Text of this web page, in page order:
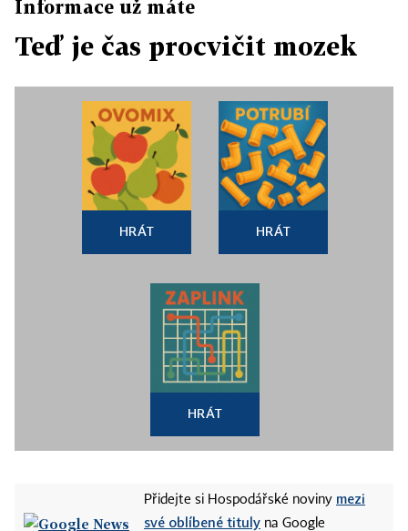
Informace už máte
Teď je čas procvičit mozek
HRÁT HRÁT
HRÁT
Přidejte si Hospodářské noviny mezi
své oblíbené tituly na Google